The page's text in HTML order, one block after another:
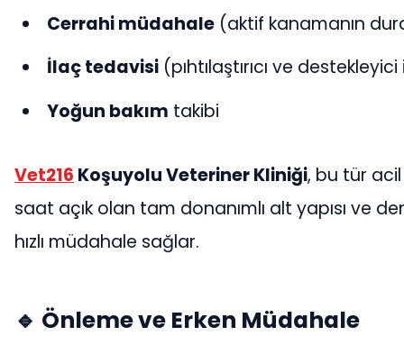
Cerrahi müdahale (aktif kanamanın
İlaç tedavisi (pıhtılaştırıcı ve
Yoğun bakım takibi
Vet216 Koşuyolu Veteriner Kliniği, bu tür
saat açık olan tam donanımlı alt yapısı ve
hızlı müdahale sağlar.
🔹 Önleme ve Erken Müdahale